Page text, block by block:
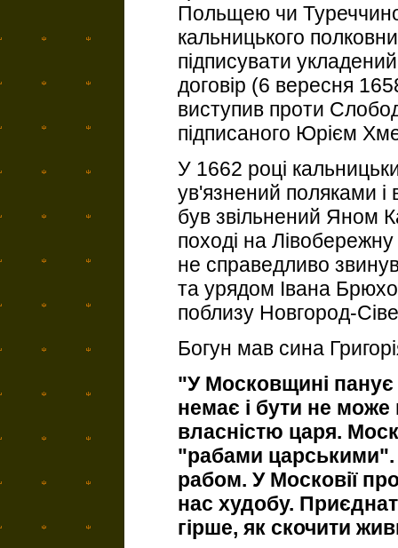
Польщею чи
кальницького
підписувати
договір (6 вересня
виступив проти
підписаного Юрієм
У 1662 році
ув'язнений поляками і
був звільнений Яном
поході на
не справедливо
та урядом Івана
поблизу Новгород-
Богун мав сина
"У Московщині
немає і бути не може
власністю царя.
"рабами
рабом. У Московії
нас худобу.
гірше, як скочити